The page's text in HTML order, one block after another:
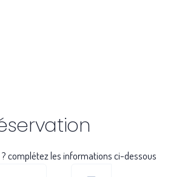
complétez les informations ci-dessous